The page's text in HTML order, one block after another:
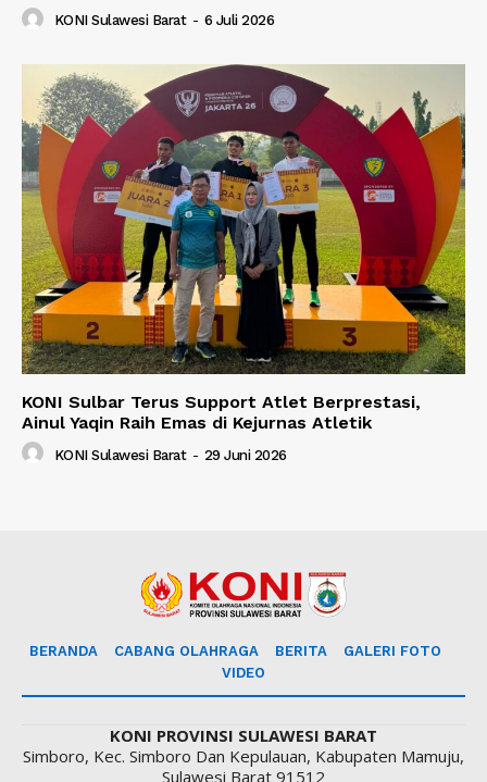
KONI Sulawesi Barat - 6 Juli 2026
KONI Sulbar Terus Support Atlet Berprestasi,
Ainul Yaqin Raih Emas di Kejurnas Atletik
KONI Sulawesi Barat - 29 Juni 2026
BERANDA CABANG OLAHRAGA BERITA
GALERI FOTO
VIDEO
KONI PROVINSI SULAWESI BARAT
Simboro, Kec. Simboro Dan Kepulauan, Kabupaten Mamuju,
Sulawesi Barat 91512